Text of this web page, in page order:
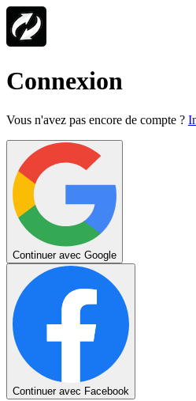
Connexion
Vous n'avez pas encore de compte ?
Continuer avec Google
Continuer avec Facebook